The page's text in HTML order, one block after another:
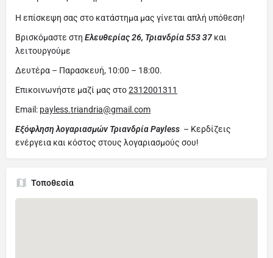
Η επίσκεψη σας στο κατάστημα μας γίνεται απλή υπόθεση!
Βρισκόμαστε στη Ελευθερίας 26, Τριανδρία 553 37 και
λειτουργούμε
Δευτέρα – Παρασκευή, 10:00 – 18:00.
Επικοινωνήστε μαζί μας στο2312001311
Email: payless.triandria@gmail.com
Εξόφληση λογαριασμών Τριανδρία Payless – Κερδίζεις
ενέργεια και κόστος στους λογαριασμούς σου!
Τοποθεσία